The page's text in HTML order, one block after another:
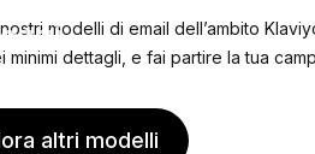
modelli di email dell’ambito
minimi dettagli, e fai partire la tua
altri modelli